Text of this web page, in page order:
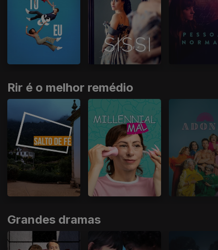
Rir é o melhor remédio
Grandes dramas